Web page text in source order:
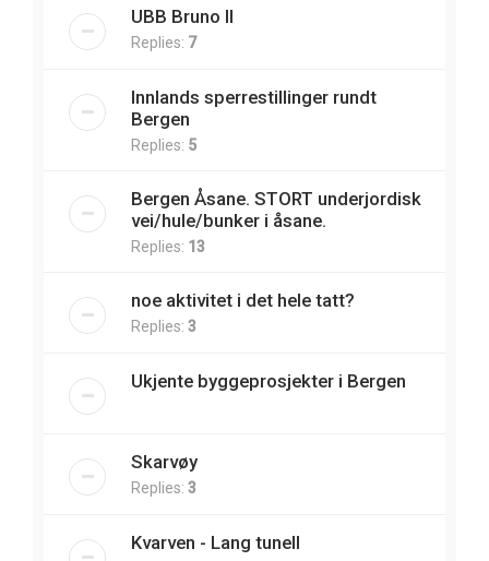
UBB Bruno II
Replies: 7
Innlands sperrestillinger rundt
Bergen
Replies: 5
Bergen Åsane. STORT underjordisk
vei/hule/bunker i åsane.
Replies: 13
noe aktivitet i det hele tatt?
Replies: 3
Ukjente byggeprosjekter i Bergen
Skarvøy
Replies: 3
Kvarven - Lang tunell